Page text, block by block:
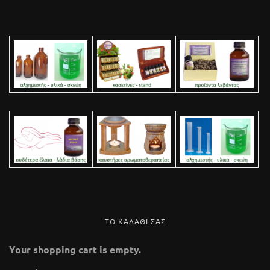
112 Glass Marble
ΤΟ ΚΑΛΑΘΙ ΣΑΣ
Your shopping cart is empty.